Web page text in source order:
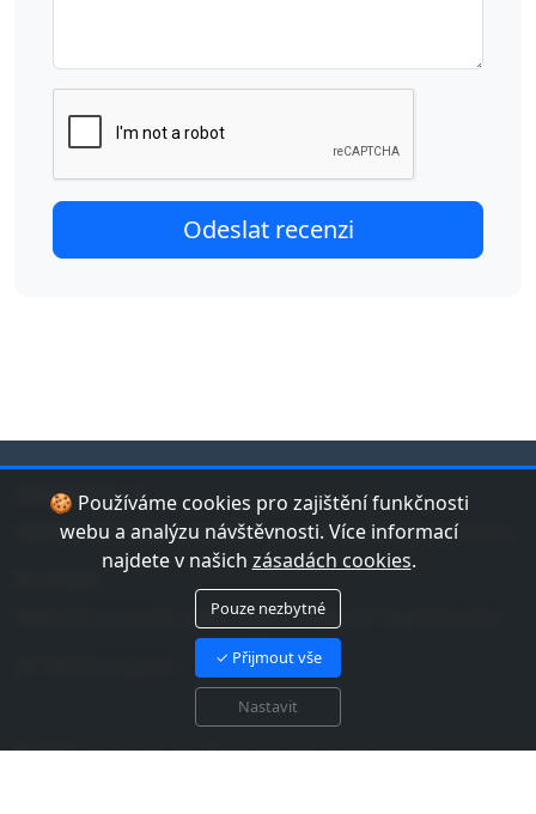
🍪 Používáme cookies pro zajištění funkčnosti
webu a analýzu návštěvnosti. Více informací
najdete v našich zásadách cookies.
Pouze nezbytné
✓ Přijmout vše
Nastavit
jduplavat.cz
Nejlepší databáze bazénů a koupališť v České republice.
Máte tip na bazén nebo chybu v datech? Napište nám!
© 2026 jduplavat.cz. Všechna práva vyhrazena.